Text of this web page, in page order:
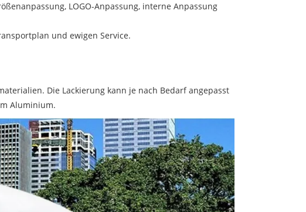
LOGO-Anpassung, interne Anpassung
und ewigen Service.
Die Lackierung kann je nach Bedarf angepasst
Aluminium.